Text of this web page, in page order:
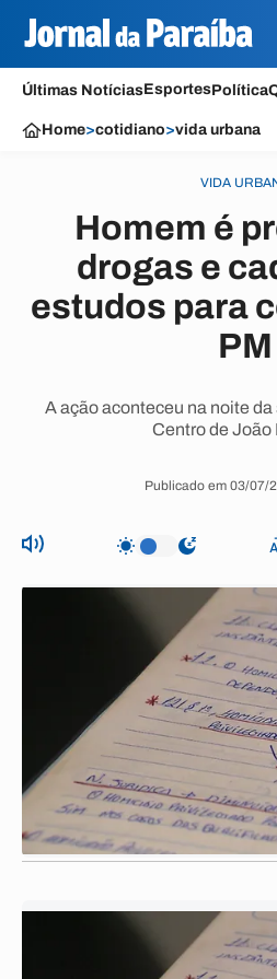
Últimas NotíciasEsportesPolítica
Home>cotidiano>vida urbana
VIDA
Homem é
drogas e
estudos para
PM
A ação aconteceu na noite
Centro de João
Publicado em 03/07/